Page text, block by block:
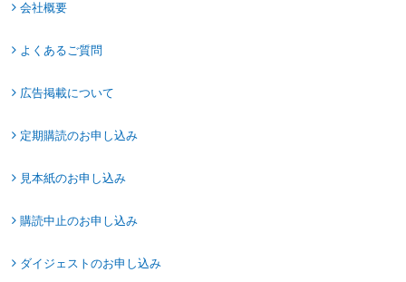
会社概要
よくあるご質問
広告掲載について
定期購読のお申し込み
見本紙のお申し込み
購読中止のお申し込み
ダイジェストのお申し込み